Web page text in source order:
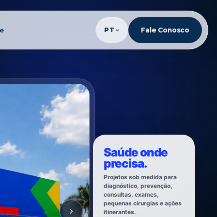
PT Fale Conosco
Saúde onde
precisa.
Projetos sob medida para
diagnóstico, prevenção,
consultas, exames,
pequenas cirurgias e ações
itinerantes.